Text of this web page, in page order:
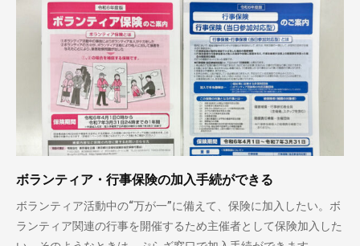
ボランティア・行事保険の加入手続ができる
ボランティア活動中の“万が一”に備えて、保険に加入したい。ボ
ランティア関連の行事を開催するため主催者として保険加入した